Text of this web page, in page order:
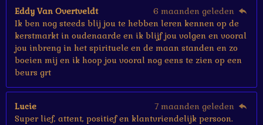
Eddy Van Overtveldt
6 maanden geleden
Ik ben nog steeds blij jou te hebben leren kennen op de
kerstmarkt in oudenaarde en ik blijf jou volgen en vooral
jou inbreng in het spirituele en de maan standen en zo
boeien mij en ik hoop jou vooral nog eens te zien op een
beurs grt
Lucie
7 maanden geleden
Super lief, attent, positief en klantvriendelijk persoon.